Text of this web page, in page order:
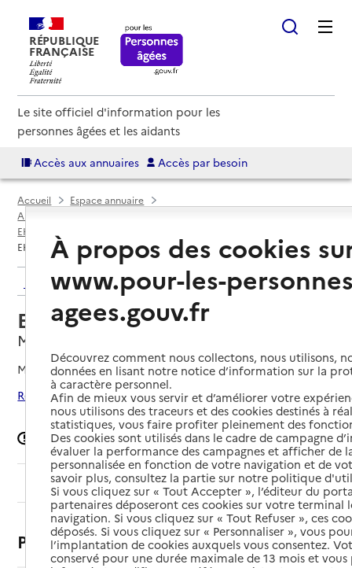
RÉPUBLIQUE
FRANÇAISE
Le site officiel d'information pour les
personnes âgées et les aidants
Accès aux annuaires Accès par besoin
Accueil
Espace annuaire
Annuaire EHPAD et maisons de retraite
EHPAD par département
EHPAD - Résidence du Clos Joli
Retour aux résultats de l'annuaire
EHPAD - Résidence du Clos Joli
Meyssac, CORREZE
Mis à jour le03/04/2026
Rechercher les établissements autour de Meyssac
Signaler une erreur
Sommaire
Présentation
À propos des cookies
www.pour-les-
agees.gouv.fr
Découvrez comment nous collectons, nous utilisons,
données en lisant notre notice d’information sur la
à caractère personnel.
Afin de mieux vous servir et d’améliorer votre
nous utilisons des traceurs et des cookies destinés à
statistiques, vous faire profiter pleinement des
Des cookies sont utilisés dans le cadre de campagne
évaluer la performance des campagnes et afficher de
personnalisée en fonction de votre navigation et de
savoir plus, consultez la partie sur notre politique
Si vous cliquez sur « Tout Accepter », l’éditeur du
partenaires déposeront ces cookies sur votre terminal
navigation. Si vous cliquez sur « Tout Refuser », ces
déposés. Si vous cliquez sur « Personnaliser », vous
l’implantation de cookies auxquels vous consentez.
conservé pour une durée maximale de 13 mois et